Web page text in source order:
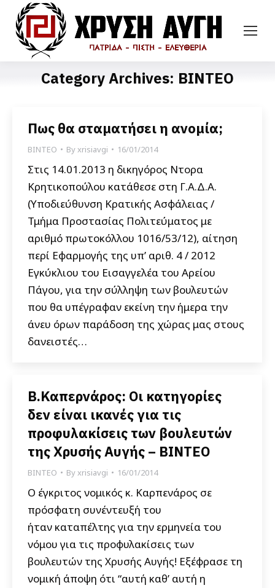
Category Archives: ΒΙΝΤΕΟ
Πως θα σταματήσει η ανομία;
ΒΙΝΤΕΟ Byxrisiavgi 16/01/2014
Στις 14.01.2013 η δικηγόρος Ντορα
Κρητικοπούλου κατάθεσε στη Γ.Α.Δ.Α.
(Υποδιεύθυνση Κρατικής Ασφάλειας /
Τμήμα Προστασίας Πολιτεύματος με
αριθμό πρωτοκόλλου 1016/53/12), αίτηση
περί Εφαρμογής της υπ’ αριθ. 4 / 2012
Εγκύκλιου του Εισαγγελέα του Αρείου
Πάγου, για την σύλληψη των βουλευτών
που θα υπέγραφαν εκείνη την ήμερα την
άνευ όρων παράδοση της χώρας μας στους
δανειστές…
Β.Καπερνάρος: Οι κατηγορίες
δεν είναι ικανές για τις
προφυλακίσεις των βουλευτών
της Χρυσής Αυγής – ΒΙΝΤΕΟ
ΒΙΝΤΕΟ Byxrisiavgi 16/01/2014
Ο έγκριτος νομικός κ. Καρπενάρος σε
πρόσφατη συνέντευξή του
ήταν καταπέλτης για την ερμηνεία του
νόμου για τις προφυλακίσεις των
βουλευτών της Χρυσής Αυγής! Εξέφρασε τη
νομική άποψη ότι “αυτή καθ’ αυτή η